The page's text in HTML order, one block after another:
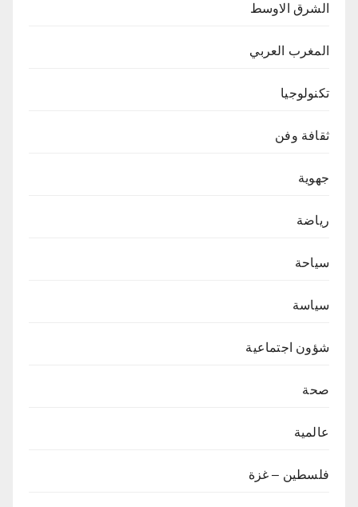
الشرق الاوسط
المغرب العربي
تكنولوجيا
ثقافة وفن
جهوية
رياضة
سياحة
سياسة
شؤون اجتماعية
صحة
عالمية
فلسطين – غزة